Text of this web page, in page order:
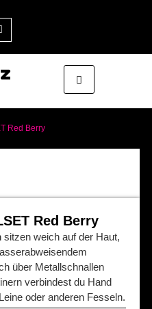
Red Berry
Red Berry
weich auf der Haut,
über Metallschnallen
verbindest du Hand
oder anderen Fesseln.